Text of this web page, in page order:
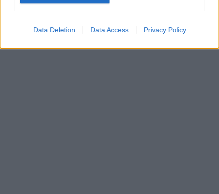
Data Deletion Data Access Privacy Policy